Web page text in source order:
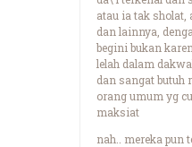
atau ia tak
dan lainnya,
begini bukan
lelah dalam
dan sangat butuh
orang umum yg
maksiat
nah.. mereka pun